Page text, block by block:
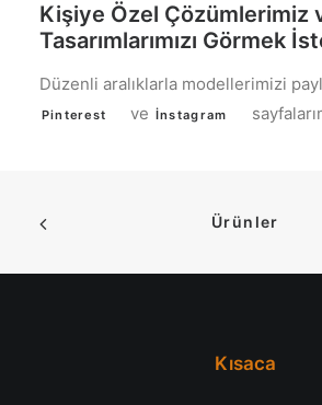
Kişiye Özel Çözümlerimiz
Tasarımlarımızı Görmek
Düzenli aralıklarla modellerimizi
Pinterest ve İnstagram
Ürünler
Kısaca